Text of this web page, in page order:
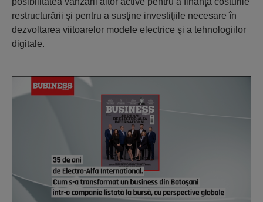
restructurării şi pentru a susţine investiţiile necesare în
dezvoltarea viitoarelor modele electrice şi a tehnologiilor
digitale.